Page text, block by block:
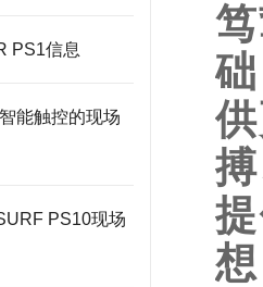
PS1信息
能触控的现场
PS10现场